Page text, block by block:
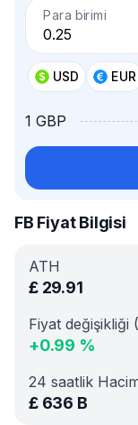
Para birimi
USD EUR
1 GBP
FB Fiyat Bilgisi
ATH
£ 29.91
Fiyat değişikliği
+0.99 %
24 saatlik
£ 636 B